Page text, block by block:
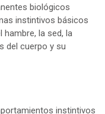
biológicos
instintivos básicos
hambre, la sed, la
del cuerpo y su
instintivos